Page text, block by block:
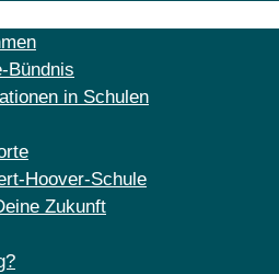
Bündnis
in Schulen
Hoover-Schule
Zukunft